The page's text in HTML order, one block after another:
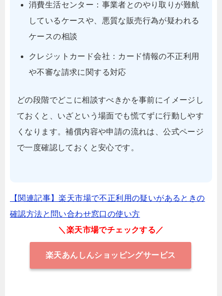
消費生活センター：事業者とのやり取りが難航
しているケースや、悪質な販売行為が疑われる
ケースの相談
クレジットカード会社：カード情報の不正利用
や不審な請求に関する対応
どの段階でどこに相談すべきかを事前にイメージし
ておくと、いざという場面でも慌てずに行動しやす
くなります。補償内容や申請の流れは、公式ページ
で一度確認しておくと安心です。
【関連記事】楽天市場で不正利用の疑いがあるときの
確認方法と問い合わせ窓口の使い方
＼楽天市場でチェックする／
楽天あんしんショッピングサービス